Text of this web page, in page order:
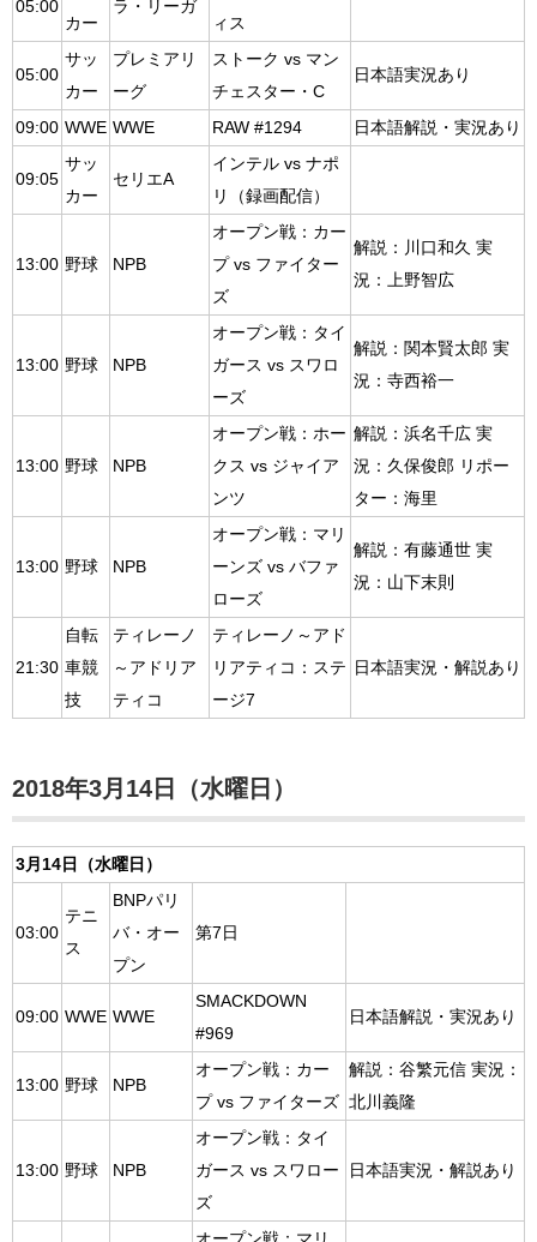
05:00
カー
ラ・リーガ
ィス
05:00
サッ
カー
プレミアリ
ーグ
ストーク vs マン
チェスター・C
日本語実況あり
09:00 WWE WWE RAW #1294 日本語解説・実況あり
09:05
サッ
カー
セリエA
インテル vs ナポ
リ（録画配信）
13:00 野球 NPB
オープン戦：カー
プ vs ファイター
ズ
解説：川口和久 実
況：上野智広
13:00 野球 NPB
オープン戦：タイ
ガース vs スワロ
ーズ
解説：関本賢太郎 実
況：寺西裕一
13:00 野球 NPB
オープン戦：ホー
クス vs ジャイア
ンツ
解説：浜名千広 実
況：久保俊郎 リポー
ター：海里
13:00 野球 NPB
オープン戦：マリ
ーンズ vs バファ
ローズ
解説：有藤通世 実
況：山下末則
21:30
自転
車競
技
ティレーノ
～アドリア
ティコ
ティレーノ～アド
リアティコ：ステ
ージ7
日本語実況・解説あり
2018年3月14日（水曜日）
3月14日（水曜日）
03:00
テニ
ス
BNPパリ
バ・オー
プン
第7日
09:00 WWE WWE
SMACKDOWN
#969
日本語解説・実況あり
13:00 野球 NPB
オープン戦：カー
プ vs ファイターズ
解説：谷繁元信 実況：
北川義隆
13:00 野球 NPB
オープン戦：タイ
ガース vs スワロー
ズ
日本語実況・解説あり